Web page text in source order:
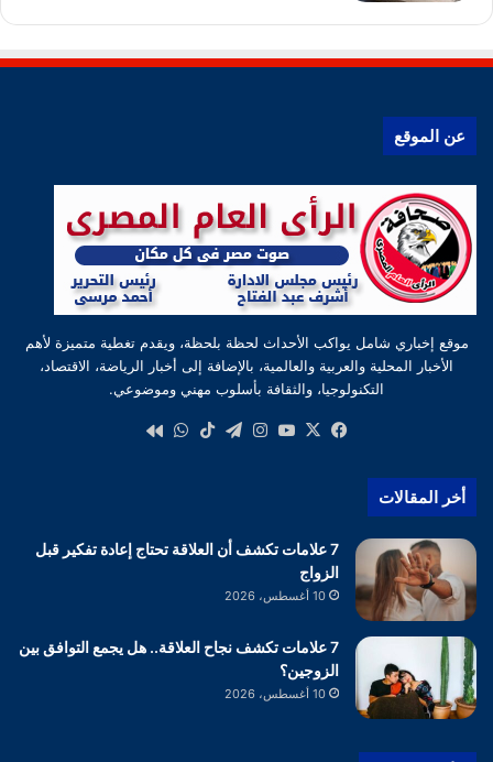
عن الموقع
موقع إخباري شامل يواكب الأحداث لحظة بلحظة، ويقدم تغطية متميزة لأهم
الأخبار المحلية والعربية والعالمية، بالإضافة إلى أخبار الرياضة، الاقتصاد،
التكنولوجيا، والثقافة بأسلوب مهني وموضوعي.
فيسبوك
‫X
‫YouTube
انستقرام
تيلقرام‫TikTokواتساب
أخر المقالات
7 علامات تكشف أن العلاقة تحتاج إعادة تفكير قبل
الزواج
10 أغسطس، 2026
7 علامات تكشف نجاح العلاقة.. هل يجمع التوافق بين
الزوجين؟
10 أغسطس، 2026